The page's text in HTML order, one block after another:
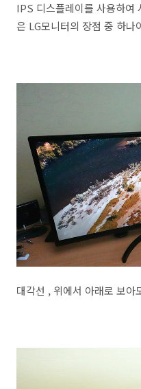
IPS 디스플레이를 사용하여
은 LG모니터의 장점 중 하나
대각선 , 위에서 아래로 보아